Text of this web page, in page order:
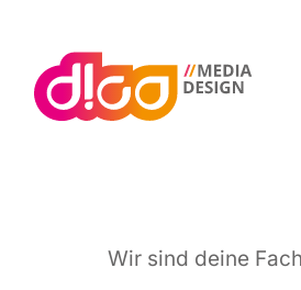
springen
Wir sind dei­ne